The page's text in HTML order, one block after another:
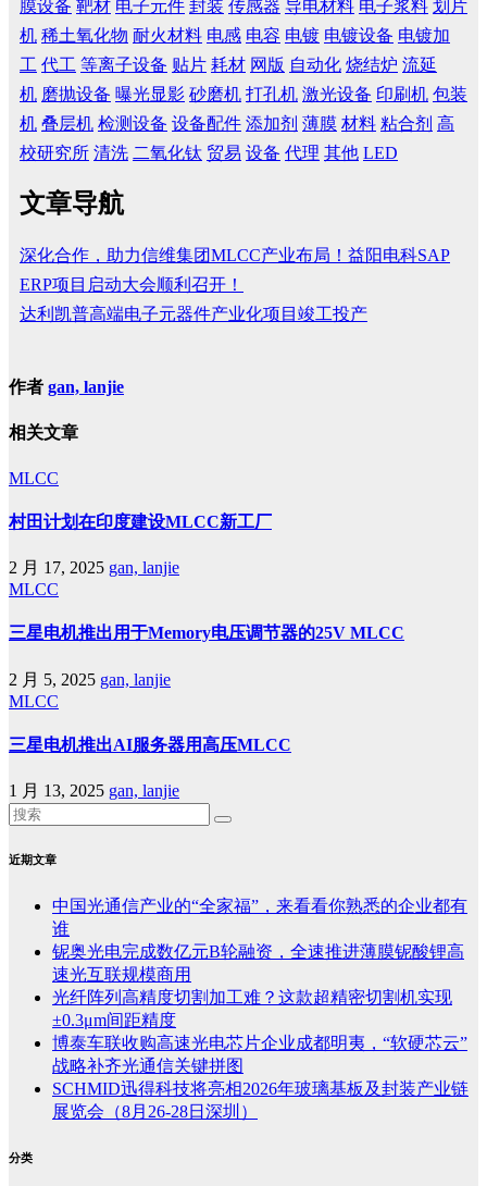
膜设备 靶材 电子元件 封装 传感器 导电材料 电子浆料 划片
机 稀土氧化物 耐火材料 电感 电容 电镀 电镀设备 电镀加
工 代工 等离子设备 贴片 耗材 网版 自动化 烧结炉 流延
机 磨抛设备 曝光显影 砂磨机 打孔机 激光设备 印刷机 包装
机 叠层机 检测设备 设备配件 添加剂 薄膜 材料 粘合剂 高
校研究所 清洗 二氧化钛 贸易 设备 代理 其他 LED
文章导航
深化合作，助力信维集团MLCC产业布局！益阳电科SAP
ERP项目启动大会顺利召开！
达利凯普高端电子元器件产业化项目竣工投产
作者 gan, lanjie
相关文章
MLCC
村田计划在印度建设MLCC新工厂
2 月 17, 2025 gan, lanjie
MLCC
三星电机推出用于Memory电压调节器的25V MLCC
2 月 5, 2025 gan, lanjie
MLCC
三星电机推出AI服务器用高压MLCC
1 月 13, 2025 gan, lanjie
近期文章
中国光通信产业的“全家福”，来看看你熟悉的企业都有
谁
铌奥光电完成数亿元B轮融资，全速推进薄膜铌酸锂高
速光互联规模商用
光纤阵列高精度切割加工难？这款超精密切割机实现
±0.3μm间距精度
博泰车联收购高速光电芯片企业成都明夷，“软硬芯云”
战略补齐光通信关键拼图
SCHMID迅得科技将亮相2026年玻璃基板及封装产业链
展览会（8月26-28日深圳）
分类